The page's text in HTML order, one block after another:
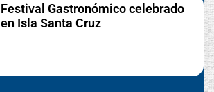
Festival Gastronómico celebrado
en Isla Santa Cruz